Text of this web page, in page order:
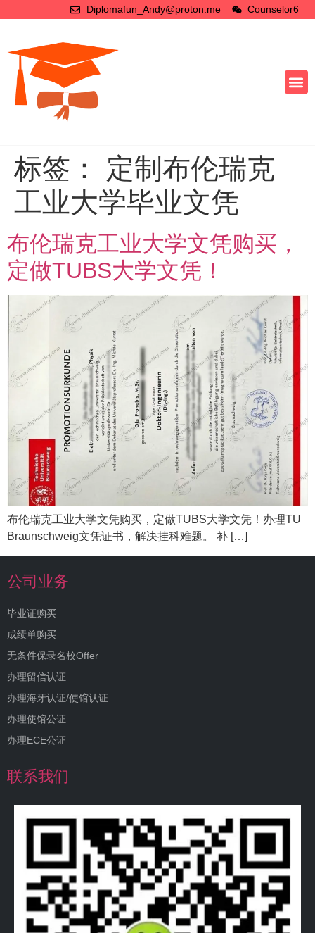
Diplomafun_Andy@proton.me Counselor6
标签： 定制布伦瑞克
工业大学毕业文凭
布伦瑞克工业大学文凭购买，
定做TUBS大学文凭！
布伦瑞克工业大学文凭购买，定做TUBS大学文凭！办理TU
Braunschweig文凭证书，解决挂科难题。 补 […]
公司业务
毕业证购买
成绩单购买
无条件保录名校Offer
办理留信认证
办理海牙认证/使馆认证
办理使馆公证
办理ECE公证
联系我们